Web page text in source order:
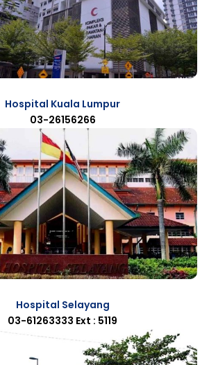
Hospital Kuala Lumpur
03-26156266
Hospital Selayang
03-61263333 Ext : 5119